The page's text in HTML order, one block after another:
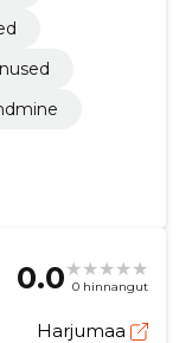
0.0 0 hinnangut
Harjumaa